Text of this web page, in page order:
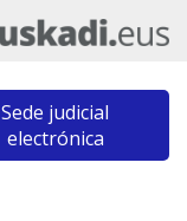
Sede judicial
electrónica